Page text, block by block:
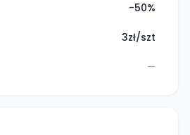
-50%
3zł/szt
—